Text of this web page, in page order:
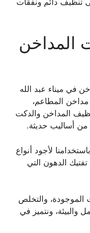
المداخن
في ميناء عبد الله
المطاعم،
المداخن والدكت
من أساليب حديثة.
لأجود أنواع
الدهون التي
والتخلص
والبيئة، ونتميز في